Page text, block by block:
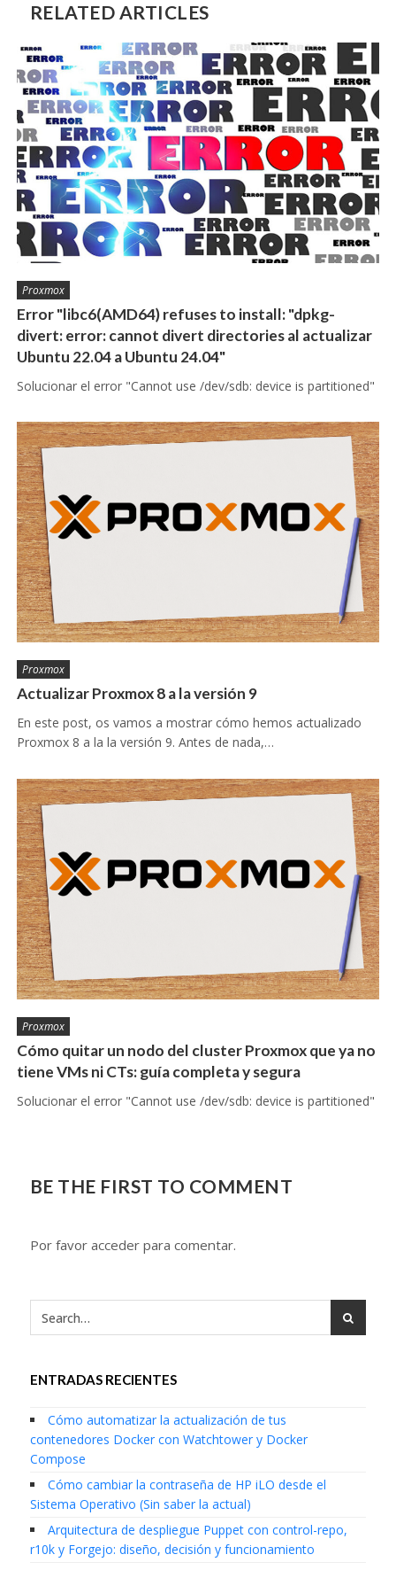
RELATED ARTICLES
Proxmox
Error "libc6(AMD64) refuses to install: "dpkg-
divert: error: cannot divert directories al actualizar
Ubuntu 22.04 a Ubuntu 24.04"
Solucionar el error "Cannot use /dev/sdb: device is partitioned"
Proxmox
Actualizar Proxmox 8 a la versión 9
En este post, os vamos a mostrar cómo hemos actualizado
Proxmox 8 a la la versión 9. Antes de nada,…
Proxmox
Cómo quitar un nodo del cluster Proxmox que ya no
tiene VMs ni CTs: guía completa y segura
Solucionar el error "Cannot use /dev/sdb: device is partitioned"
BE THE FIRST TO COMMENT
Por favor acceder para comentar.
ENTRADAS RECIENTES
Cómo automatizar la actualización de tus
contenedores Docker con Watchtower y Docker
Compose
Cómo cambiar la contraseña de HP iLO desde el
Sistema Operativo (Sin saber la actual)
Arquitectura de despliegue Puppet con control-repo,
r10k y Forgejo: diseño, decisión y funcionamiento